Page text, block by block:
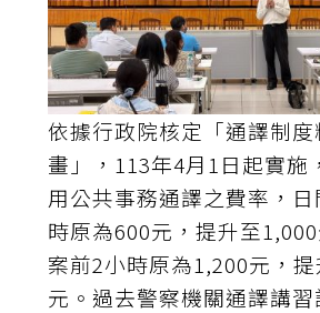
依據行政院核定「通譯制
畫」，113年4月1日起實施
用公共事務通譯之費率，
時原為600元，提升至
案前2小時原為1,200元，
元。過去警察機關通譯講